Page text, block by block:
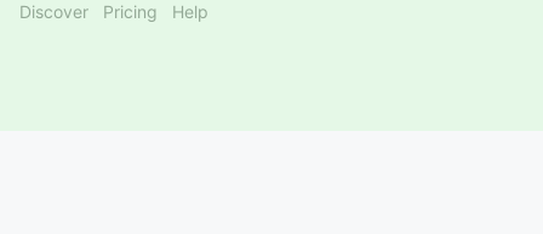
Discover Pricing Help